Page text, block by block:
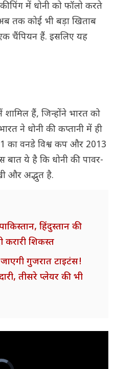
में धोनी को फॉलो करते
तक कोई भी बड़ा खिताब
चैंपियन हैं. इसलिए यह
शामिल हैं, जिन्होंने भारत को
ने धोनी की कप्तानी में ही
का वनडे विश्व कप और 2013
बात ये है कि धोनी की पावर-
और अद्भुत है.
हिंदुस्तान की
करारी शिकस्त
गुजरात टाइटंस!
तीसरे प्लेयर की भी